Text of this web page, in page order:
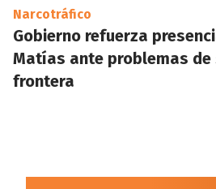
Narcotráfico
Gobierno refuerza
Matías ante problemas de
frontera